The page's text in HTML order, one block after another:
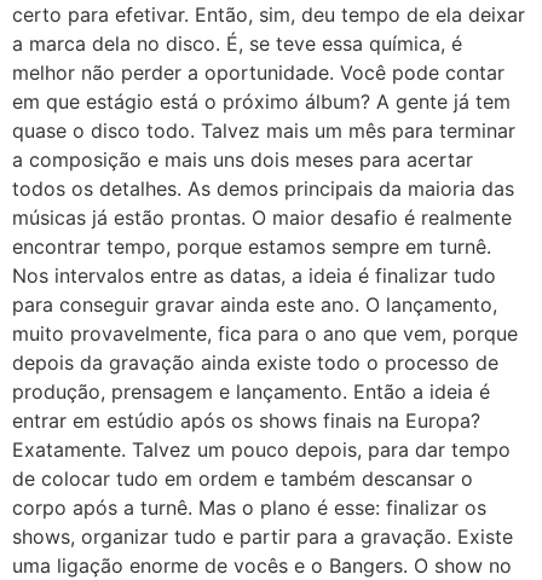
certo para efetivar. Então, sim, deu tempo de ela deixar
a marca dela no disco. É, se teve essa química, é
melhor não perder a oportunidade. Você pode contar
em que estágio está o próximo álbum? A gente já tem
quase o disco todo. Talvez mais um mês para terminar
a composição e mais uns dois meses para acertar
todos os detalhes. As demos principais da maioria das
músicas já estão prontas. O maior desafio é realmente
encontrar tempo, porque estamos sempre em turnê.
Nos intervalos entre as datas, a ideia é finalizar tudo
para conseguir gravar ainda este ano. O lançamento,
muito provavelmente, fica para o ano que vem, porque
depois da gravação ainda existe todo o processo de
produção, prensagem e lançamento. Então a ideia é
entrar em estúdio após os shows finais na Europa?
Exatamente. Talvez um pouco depois, para dar tempo
de colocar tudo em ordem e também descansar o
corpo após a turnê. Mas o plano é esse: finalizar os
shows, organizar tudo e partir para a gravação. Existe
uma ligação enorme de vocês e o Bangers. O show no